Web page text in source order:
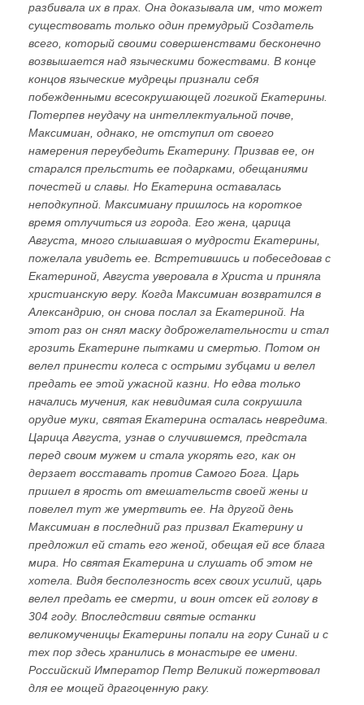
разбивала их в прах. Она доказывала им, что может
существовать только один премудрый Создатель
всего, который своими совершенствами бесконечно
возвышается над языческими божествами. В конце
концов языческие мудрецы признали себя
побежденными всесокрушающей логикой Екатерины.
Потерпев неудачу на интеллектуальной почве,
Максимиан, однако, не отступил от своего
намерения переубедить Екатерину. Призвав ее, он
старался прельстить ее подарками, обещаниями
почестей и славы. Но Екатерина оставалась
неподкупной. Максимиану пришлось на короткое
время отлучиться из города. Его жена, царица
Августа, много слышавшая о мудрости Екатерины,
пожелала увидеть ее. Встретившись и побеседовав с
Екатериной, Августа уверовала в Христа и приняла
христианскую веру. Когда Максимиан возвратился в
Александрию, он снова послал за Екатериной. На
этот раз он снял маску доброжелательности и стал
грозить Екатерине пытками и смертью. Потом он
велел принести колеса с острыми зубцами и велел
предать ее этой ужасной казни. Но едва только
начались мучения, как невидимая сила сокрушила
орудие муки, святая Екатерина осталась невредима.
Царица Августа, узнав о случившемся, предстала
перед своим мужем и стала укорять его, как он
дерзает восставать против Самого Бога. Царь
пришел в ярость от вмешательств своей жены и
повелел тут же умертвить ее. На другой день
Максимиан в последний раз призвал Екатерину и
предложил ей стать его женой, обещая ей все блага
мира. Но святая Екатерина и слушать об этом не
хотела. Видя бесполезность всех своих усилий, царь
велел предать ее смерти, и воин отсек ей голову в
304 году. Впоследствии святые останки
великомученицы Екатерины попали на гору Синай и с
тех пор здесь хранились в монастыре ее имени.
Российский Император Петр Великий пожертвовал
для ее мощей драгоценную раку.